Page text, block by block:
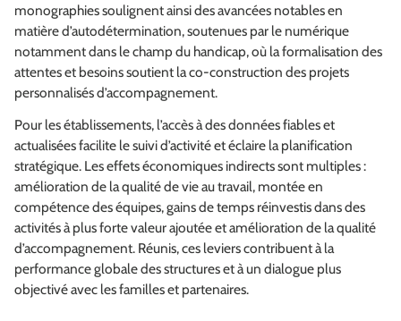
monographies soulignent ainsi des avancées notables en
matière d’autodétermination, soutenues par le numérique
notamment dans le champ du handicap, où la formalisation des
attentes et besoins soutient la co‑construction des projets
personnalisés d’accompagnement.
Pour les établissements, l’accès à des données fiables et
actualisées facilite le suivi d’activité et éclaire la planification
stratégique. Les effets économiques indirects sont multiples :
amélioration de la qualité de vie au travail, montée en
compétence des équipes, gains de temps réinvestis dans des
activités à plus forte valeur ajoutée et amélioration de la qualité
d’accompagnement. Réunis, ces leviers contribuent à la
performance globale des structures et à un dialogue plus
objectivé avec les familles et partenaires.